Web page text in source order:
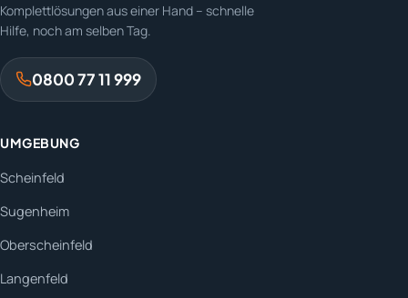
Komplettlösungen aus einer Hand – schnelle
Hilfe, noch am selben Tag.
0800 77 11 999
UMGEBUNG
Scheinfeld
Sugenheim
Oberscheinfeld
Langenfeld